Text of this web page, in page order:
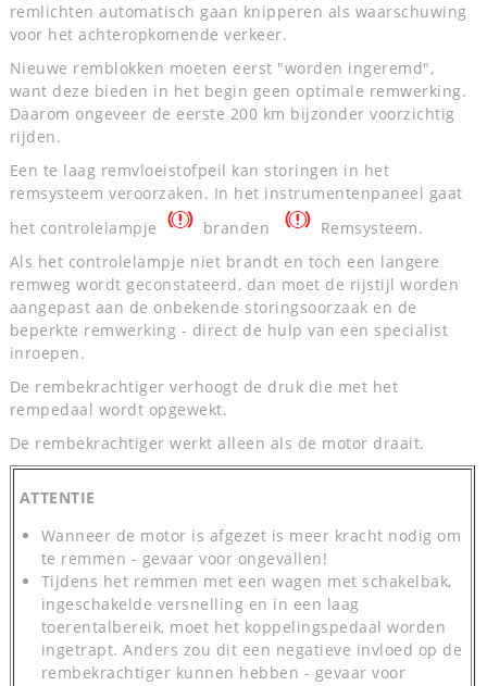
remlichten automatisch gaan knipperen als waarschuwing
voor het achteropkomende verkeer.
Nieuwe remblokken moeten eerst "worden ingeremd",
want deze bieden in het begin geen optimale remwerking.
Daarom ongeveer de eerste 200 km bijzonder voorzichtig
rijden.
Een te laag remvloeistofpeil kan storingen in het
remsysteem veroorzaken. In het instrumentenpaneel gaat
het controlelampje
branden
Remsysteem.
Als het controlelampje niet brandt en toch een langere
remweg wordt geconstateerd, dan moet de rijstijl worden
aangepast aan de onbekende storingsoorzaak en de
beperkte remwerking - direct de hulp van een specialist
inroepen.
De rembekrachtiger verhoogt de druk die met het
rempedaal wordt opgewekt.
De rembekrachtiger werkt alleen als de motor draait.
ATTENTIE
Wanneer de motor is afgezet is meer kracht nodig om
te remmen - gevaar voor ongevallen!
Tijdens het remmen met een wagen met schakelbak,
ingeschakelde versnelling en in een laag
toerentalbereik, moet het koppelingspedaal worden
ingetrapt. Anders zou dit een negatieve invloed op de
rembekrachtiger kunnen hebben - gevaar voor